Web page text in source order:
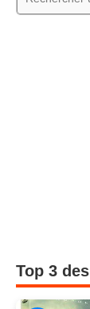
Top 3